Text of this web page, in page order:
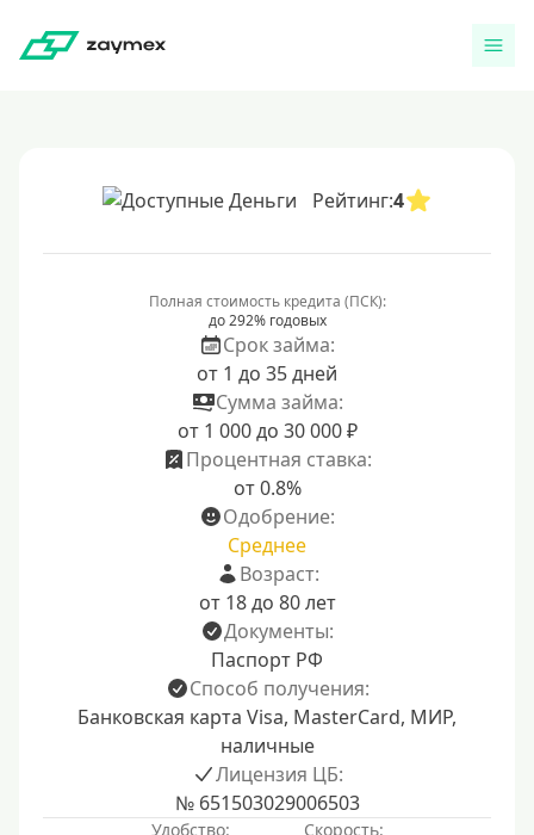
Рейтинг:4
Полная стоимость кредита (ПСК):
до 292% годовых
Срок займа:
от 1 до 35 дней
Сумма займа:
от 1 000 до 30 000 ₽
Процентная ставка:
от 0.8%
Одобрение:
Среднее
Возраст:
от 18 до 80 лет
Документы:
Паспорт РФ
Способ получения:
Банковская карта Visa, MasterCard, МИР,
наличные
Лицензия ЦБ:
№ 651503029006503
Удобство:
Скорость: